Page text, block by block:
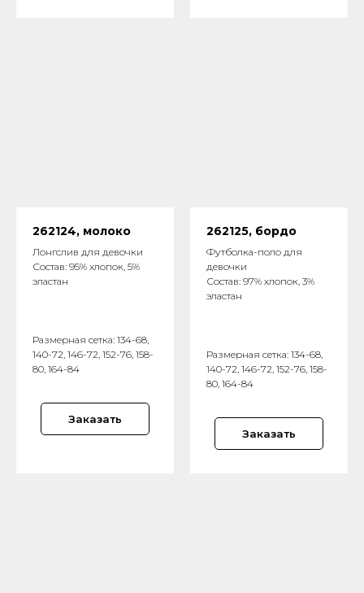
262124, молоко
Лонгслив для девочки
Состав: 95% хлопок, 5%
эластан
Размерная сетка: 134-68,
140-72, 146-72, 152-76, 158-
80, 164-84
Заказать
262125, бордо
Футболка-поло для
девочки
Состав: 97% хлопок, 3%
эластан
Размерная сетка: 134-68,
140-72, 146-72, 152-76, 158-
80, 164-84
Заказать